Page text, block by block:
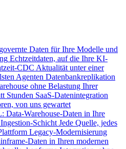
Daten für Ihre Modelle und
Echtzeitdaten, auf die Ihre KI-
CDC Aktualität unter einer
Agenten Datenbankreplikation
ohne Belastung Ihrer
Stunden SaaS-Datenintegration
von uns gewartet
Data-Warehouse-Daten in Ihre
Schicht Jede Quelle, jedes
Legacy-Modernisierung
Daten in Ihren modernen